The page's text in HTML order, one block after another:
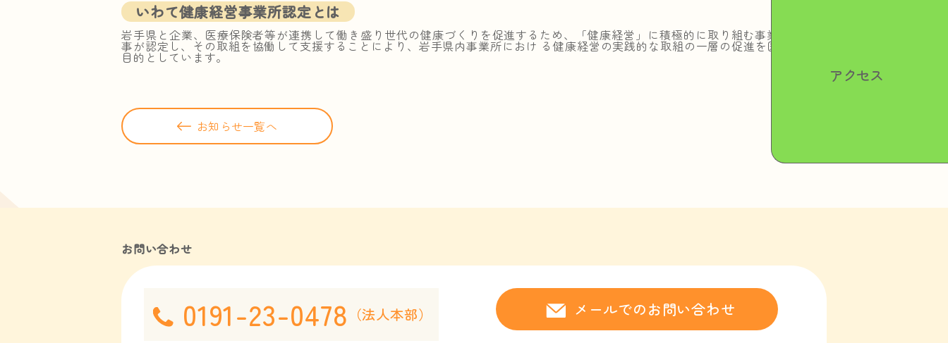
いわて健康経営事業所認定とは
岩手県と企業、医療保険者等が連携して働き盛り世代の健康づくりを促進するため、「健康経営」に積極的に取り組む事業所等を知
事が認定し、その取組を協働して支援することにより、岩手県内事業所におけ る健康経営の実践的な取組の一層の促進を図ることを
目的としています。
お知らせ一覧へ
アクセス
お問い合わせ
0191-23-0478 （法人本部） メールでのお問い合わせ